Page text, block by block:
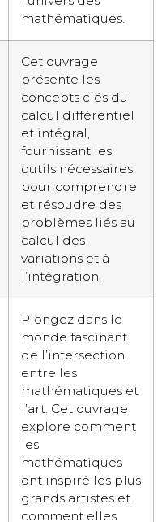
mathématiques.
Cet ouvrage
présente les
concepts clés du
calcul différentiel
et intégral,
fournissant les
outils nécessaires
pour comprendre
et résoudre des
problèmes liés au
calcul des
variations et à
l’intégration.
Plongez dans le
monde fascinant
de l’intersection
entre les
mathématiques et
l’art. Cet ouvrage
explore comment
les
mathématiques
ont inspiré les plus
grands artistes et
comment elles